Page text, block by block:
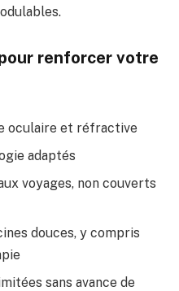
renforcer votre
oculaire et réfractive
adaptés
voyages, non couverts
douces, y compris
sans avance de